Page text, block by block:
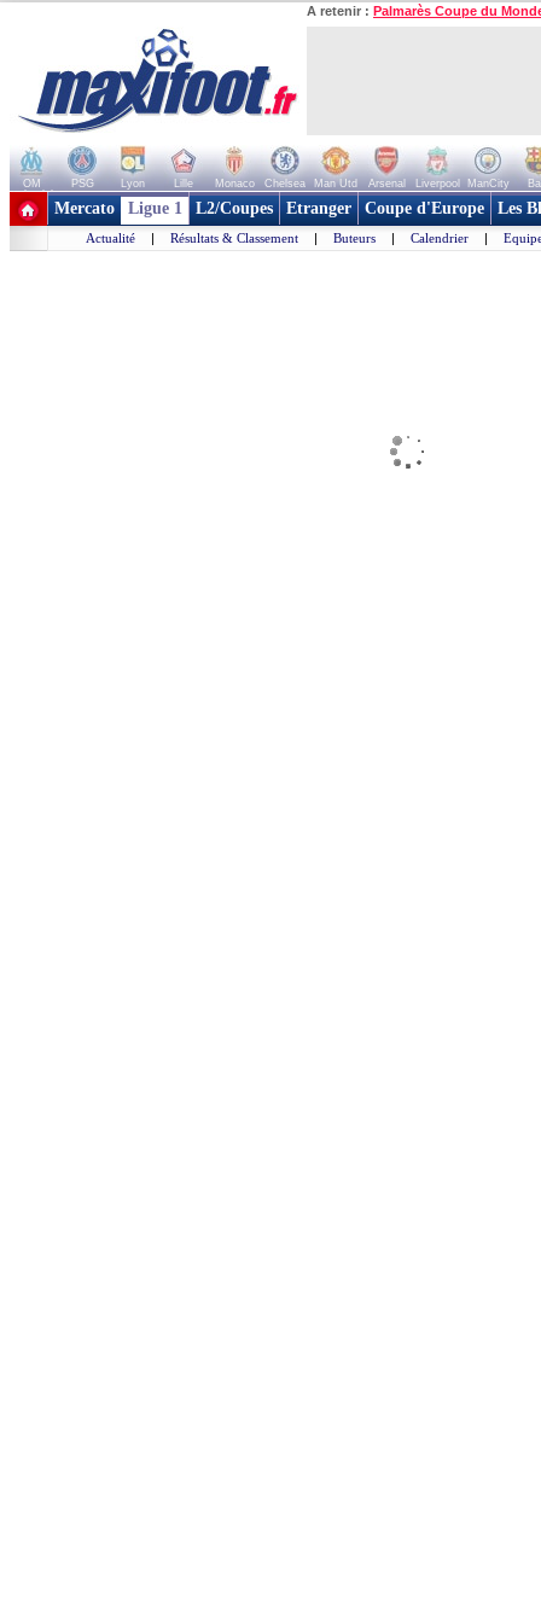
A retenir : Palmarès Coupe du
OM PSG Lyon Lille Monaco Chelsea Man Utd Arsenal Liverpool ManCity
+ de clubs
Mercato Ligue 1 L2/Coupes Etranger Coupe d'Europe Les
Actualité | Résultats & Classement | Buteurs | Calendrier |